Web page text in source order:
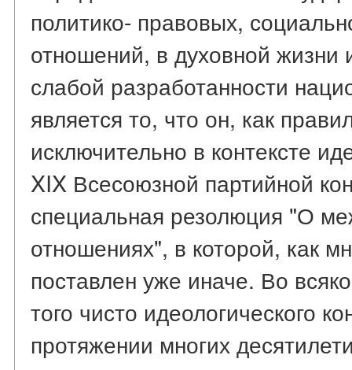
политико- правовых,
отношений, в духовной жизни
слабой разработанности
является то, что он, как
исключительно в контексте
XIX Всесоюзной партийной
специальная резолюция "О
отношениях", в которой, как
поставлен уже иначе. Во
того чисто идеологического
протяжении многих